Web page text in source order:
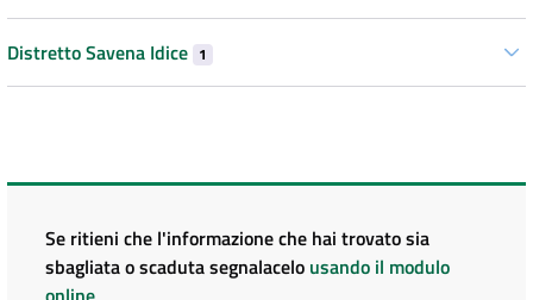
Distretto Savena Idice 1
Se ritieni che l'informazione che hai trovato sia
sbagliata o scaduta segnalacelo usando il modulo